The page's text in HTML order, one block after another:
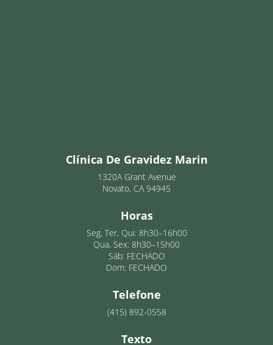
Clínica De Gravidez Marin
1320A Grant Avenue
Novato, CA 94945
Horas
Seg, Ter, Qui: 8h30–16h00
Qua, Sex: 8h30–15h00
Sáb: FECHADO
Dom: FECHADO
Telefone
(415) 892-0558
Texto